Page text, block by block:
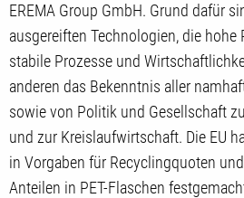
EREMA Group GmbH. Grund dafür
ausgereiften Technologien, die hohe
stabile Prozesse und
anderen das Bekenntnis aller
sowie von Politik und Gesellschaft
und zur Kreislaufwirtschaft. Die EU
in Vorgaben für Recyclingquoten
Anteilen in PET-Flaschen